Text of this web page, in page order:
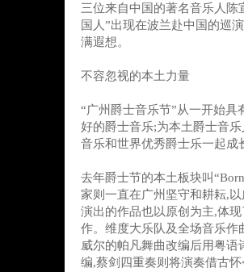
三位来自中国的著名音乐人
国人”出现在波兰赴中国的巡
满遐想。
不容忽视的本土力量
“广州爵士音乐节”从一开始
好的爵士音乐;为本土爵士音
音乐和世界优秀爵士乐一起成
去年爵士节的本土板块叫
家则一直在广州坚守和耕耘,
演出的作品也以原创为主,体
作。维度大乐队及全场音乐
威尔的帕凡舞曲改编后用粤
编,蔡剑四重奏则将演奏借古